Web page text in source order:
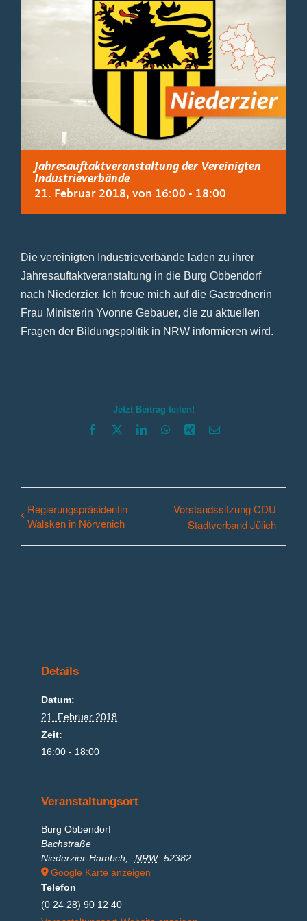
Jahresauftaktveranstaltung der Vereinigten
Industrieverbände
21. Februar 2018, von 16:00 - 18:00
Die vereinigten Industrieverbände laden zu ihrer
Jahresauftaktveranstaltung in die Burg Obbendorf
nach Niederzier. Ich freue mich auf die Gastrednerin
Frau Ministerin Yvonne Gebauer, die zu aktuellen
Fragen der Bildungspolitik in NRW informieren wird.
Jetzt Beitrag teilen!
Facebook LinkedInWhatsApp
Xing E-
Regierungspräsidentin
Walsken in Nörvenich
Vorstandssitzung CDU
Stadtverband Jülich
Details
Datum:
21. Februar 2018
Zeit:
16:00 - 18:00
Veranstaltungsort
Burg Obbendorf
Bachstraße
Niederzier-Hambch
NRW 52382
Google Karte anzeigen
Telefon
(0 24 28) 90 12 40